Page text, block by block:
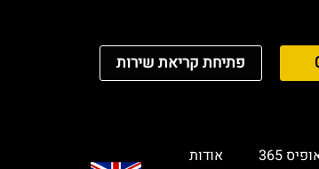
פתיחת קריאת שירות
365
אודות